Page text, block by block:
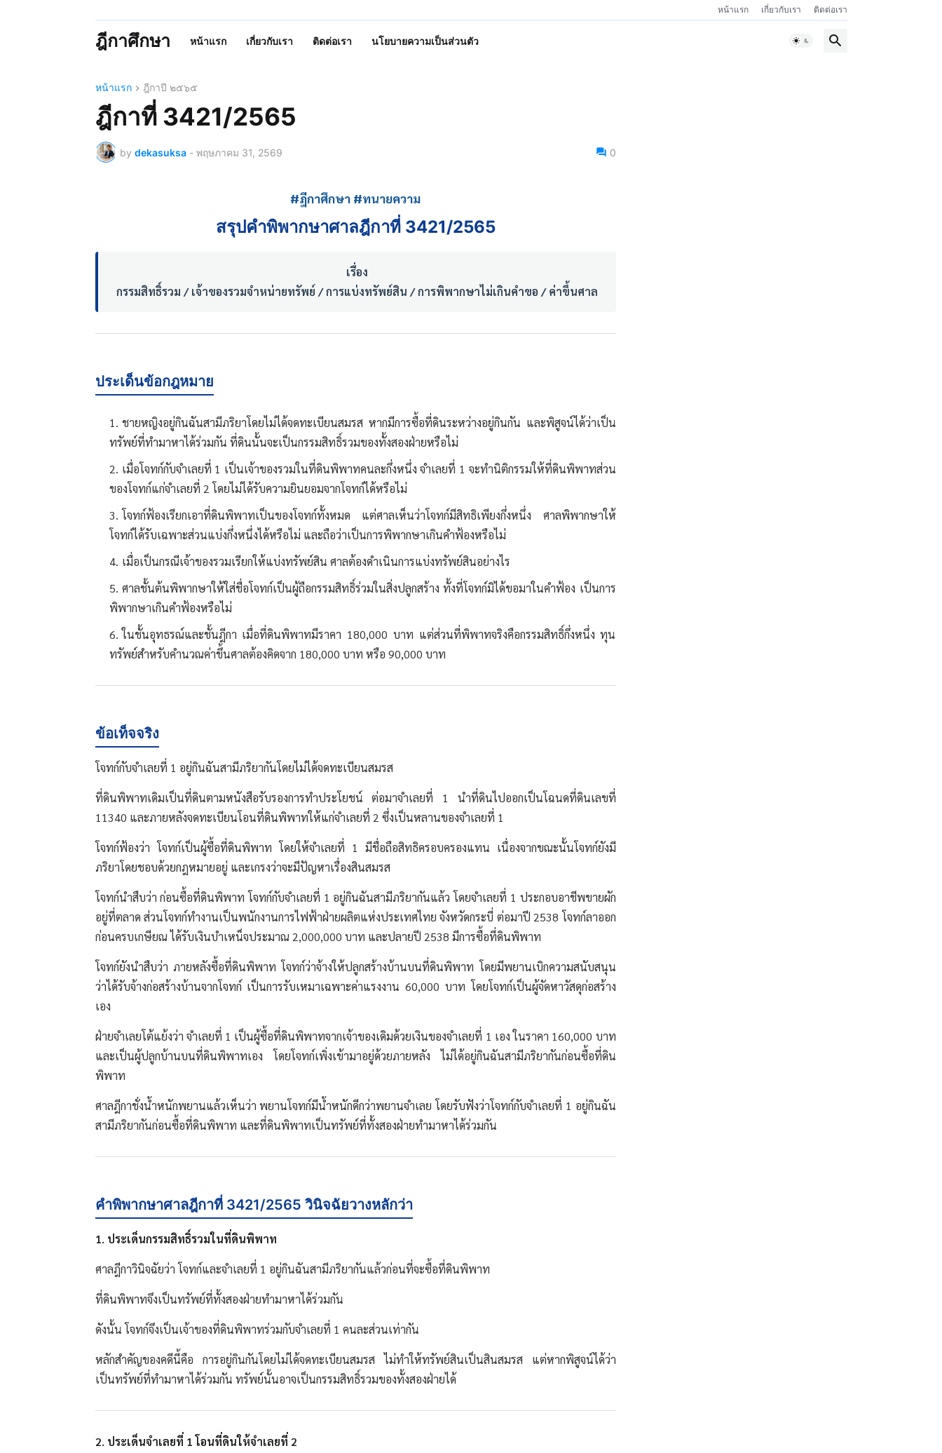
หน้าแรก เกี่ยวกับเรา ติดต่อเรา
ฎีกาศึกษา หน้าแรก เกี่ยวกับเรา ติดต่อเรา นโยบายความเป็นส่วนตัว
หน้าแรก ฎีกาปี ๒๕๖๕
ฎีกาที่ 3421/2565
by dekasuksa - พฤษภาคม 31, 2569 0
#ฎีกาศึกษา #ทนายความ
สรุปคำพิพากษาศาลฎีกาที่ 3421/2565
เรื่อง
กรรมสิทธิ์รวม / เจ้าของรวมจำหน่ายทรัพย์ / การแบ่งทรัพย์สิน / การพิพากษาไม่เกินคำขอ / ค่าขึ้นศาล
ประเด็นข้อกฎหมาย
ชายหญิงอยู่กินฉันสามีภริยาโดยไม่ได้จดทะเบียนสมรส หากมีการซื้อที่ดินระหว่างอยู่กินกัน และพิสูจน์ได้ว่าเป็น
ทรัพย์ที่ทำมาหาได้ร่วมกัน ที่ดินนั้นจะเป็นกรรมสิทธิ์รวมของทั้งสองฝ่ายหรือไม่
เมื่อโจทก์กับจำเลยที่ 1 เป็นเจ้าของรวมในที่ดินพิพาทคนละกึ่งหนึ่ง จำเลยที่ 1 จะทำนิติกรรมให้ที่ดินพิพาทส่วน
ของโจทก์แก่จำเลยที่ 2 โดยไม่ได้รับความยินยอมจากโจทก์ได้หรือไม่
โจทก์ฟ้องเรียกเอาที่ดินพิพาทเป็นของโจทก์ทั้งหมด แต่ศาลเห็นว่าโจทก์มีสิทธิเพียงกึ่งหนึ่ง ศาลพิพากษาให้
โจทก์ได้รับเฉพาะส่วนแบ่งกึ่งหนึ่งได้หรือไม่ และถือว่าเป็นการพิพากษาเกินคำฟ้องหรือไม่
เมื่อเป็นกรณีเจ้าของรวมเรียกให้แบ่งทรัพย์สิน ศาลต้องดำเนินการแบ่งทรัพย์สินอย่างไร
ศาลชั้นต้นพิพากษาให้ใส่ชื่อโจทก์เป็นผู้ถือกรรมสิทธิ์ร่วมในสิ่งปลูกสร้าง ทั้งที่โจทก์มิได้ขอมาในคำฟ้อง เป็นการ
พิพากษาเกินคำฟ้องหรือไม่
ในชั้นอุทธรณ์และชั้นฎีกา เมื่อที่ดินพิพาทมีราคา 180,000 บาท แต่ส่วนที่พิพาทจริงคือกรรมสิทธิ์กึ่งหนึ่ง ทุน
ทรัพย์สำหรับคำนวณค่าขึ้นศาลต้องคิดจาก 180,000 บาท หรือ 90,000 บาท
ข้อเท็จจริง
โจทก์กับจำเลยที่ 1 อยู่กินฉันสามีภริยากันโดยไม่ได้จดทะเบียนสมรส
ที่ดินพิพาทเดิมเป็นที่ดินตามหนังสือรับรองการทำประโยชน์ ต่อมาจำเลยที่ 1 นำที่ดินไปออกเป็นโฉนดที่ดินเลขที่
11340 และภายหลังจดทะเบียนโอนที่ดินพิพาทให้แก่จำเลยที่ 2 ซึ่งเป็นหลานของจำเลยที่ 1
โจทก์ฟ้องว่า โจทก์เป็นผู้ซื้อที่ดินพิพาท โดยให้จำเลยที่ 1 มีชื่อถือสิทธิครอบครองแทน เนื่องจากขณะนั้นโจทก์ยังมี
ภริยาโดยชอบด้วยกฎหมายอยู่ และเกรงว่าจะมีปัญหาเรื่องสินสมรส
โจทก์นำสืบว่า ก่อนซื้อที่ดินพิพาท โจทก์กับจำเลยที่ 1 อยู่กินฉันสามีภริยากันแล้ว โดยจำเลยที่ 1 ประกอบอาชีพขายผัก
อยู่ที่ตลาด ส่วนโจทก์ทำงานเป็นพนักงานการไฟฟ้าฝ่ายผลิตแห่งประเทศไทย จังหวัดกระบี่ ต่อมาปี 2538 โจทก์ลาออก
ก่อนครบเกษียณ ได้รับเงินบำเหน็จประมาณ 2,000,000 บาท และปลายปี 2538 มีการซื้อที่ดินพิพาท
โจทก์ยังนำสืบว่า ภายหลังซื้อที่ดินพิพาท โจทก์ว่าจ้างให้ปลูกสร้างบ้านบนที่ดินพิพาท โดยมีพยานเบิกความสนับสนุน
ว่าได้รับจ้างก่อสร้างบ้านจากโจทก์ เป็นการรับเหมาเฉพาะค่าแรงงาน 60,000 บาท โดยโจทก์เป็นผู้จัดหาวัสดุก่อสร้าง
เอง
ฝ่ายจำเลยโต้แย้งว่า จำเลยที่ 1 เป็นผู้ซื้อที่ดินพิพาทจากเจ้าของเดิมด้วยเงินของจำเลยที่ 1 เอง ในราคา 160,000 บาท
และเป็นผู้ปลูกบ้านบนที่ดินพิพาทเอง โดยโจทก์เพิ่งเข้ามาอยู่ด้วยภายหลัง ไม่ได้อยู่กินฉันสามีภริยากันก่อนซื้อที่ดิน
พิพาท
ศาลฎีกาชั่งน้ำหนักพยานแล้วเห็นว่า พยานโจทก์มีน้ำหนักดีกว่าพยานจำเลย โดยรับฟังว่าโจทก์กับจำเลยที่ 1 อยู่กินฉัน
สามีภริยากันก่อนซื้อที่ดินพิพาท และที่ดินพิพาทเป็นทรัพย์ที่ทั้งสองฝ่ายทำมาหาได้ร่วมกัน
คำพิพากษาศาลฎีกาที่ 3421/2565 วินิจฉัยวางหลักว่า
1. ประเด็นกรรมสิทธิ์รวมในที่ดินพิพาท
ศาลฎีกาวินิจฉัยว่า โจทก์และจำเลยที่ 1 อยู่กินฉันสามีภริยากันแล้วก่อนที่จะซื้อที่ดินพิพาท
ที่ดินพิพาทจึงเป็นทรัพย์ที่ทั้งสองฝ่ายทำมาหาได้ร่วมกัน
ดังนั้น โจทก์จึงเป็นเจ้าของที่ดินพิพาทร่วมกับจำเลยที่ 1 คนละส่วนเท่ากัน
หลักสำคัญของคดีนี้คือ การอยู่กินกันโดยไม่ได้จดทะเบียนสมรส ไม่ทำให้ทรัพย์สินเป็นสินสมรส แต่หากพิสูจน์ได้ว่า
เป็นทรัพย์ที่ทำมาหาได้ร่วมกัน ทรัพย์นั้นอาจเป็นกรรมสิทธิ์รวมของทั้งสองฝ่ายได้
2. ประเด็นจำเลยที่ 1 โอนที่ดินให้จำเลยที่ 2